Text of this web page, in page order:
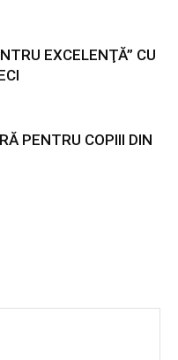
EXCELENŢĂ” CU
PENTRU COPIII DIN